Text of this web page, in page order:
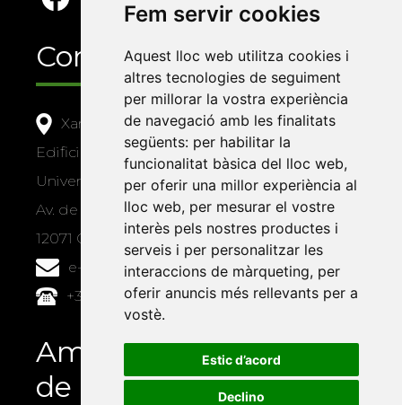
Fem servir cookies
Aquest lloc web utilitza cookies i
altres tecnologies de seguiment
per millorar la vostra experiència
de navegació amb les finalitats
següents: per habilitar la
funcionalitat bàsica del lloc web,
per oferir una millor experiència al
lloc web, per mesurar el vostre
interès pels nostres productes i
serveis i per personalitzar les
interaccions de màrqueting, per
oferir anuncis més rellevants per a
vostè.
Estic d’acord
Declino
Contacte
Xarxa Vives d'Universitats
Edifici Àgora
Universitat Jaume I, local 10
Av. de Vicent Sos Baynat, s/n
12071 Castelló de la Plana
e-buc@vives.org
+34 964 72 89 93
Amb el suport
de